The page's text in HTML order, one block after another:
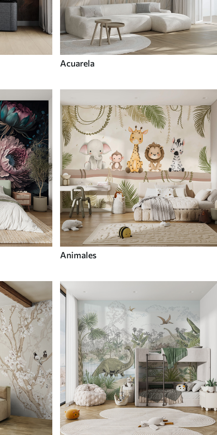
Acuarela
Animales